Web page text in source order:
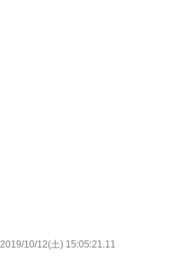
2019/10/12(土) 15:05:21.11